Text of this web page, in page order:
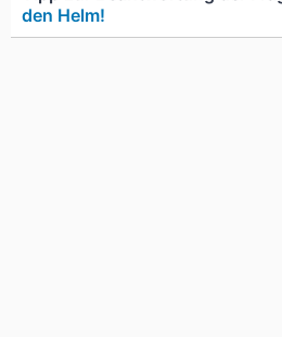
den Helm!